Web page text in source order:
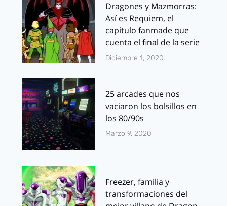
Dragones y Mazmorras:
Así es Requiem, el
capítulo fanmade que
cuenta el final de la serie
Diciembre 1, 2020
25 arcades que nos
vaciaron los bolsillos en
los 80/90s
Marzo 9, 2020
Freezer, familia y
transformaciones del